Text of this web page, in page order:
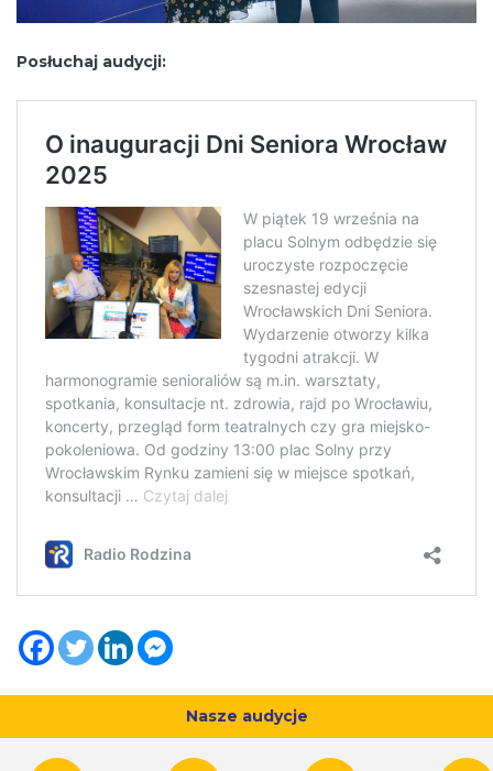
Posłuchaj audycji:
Nasze audycje